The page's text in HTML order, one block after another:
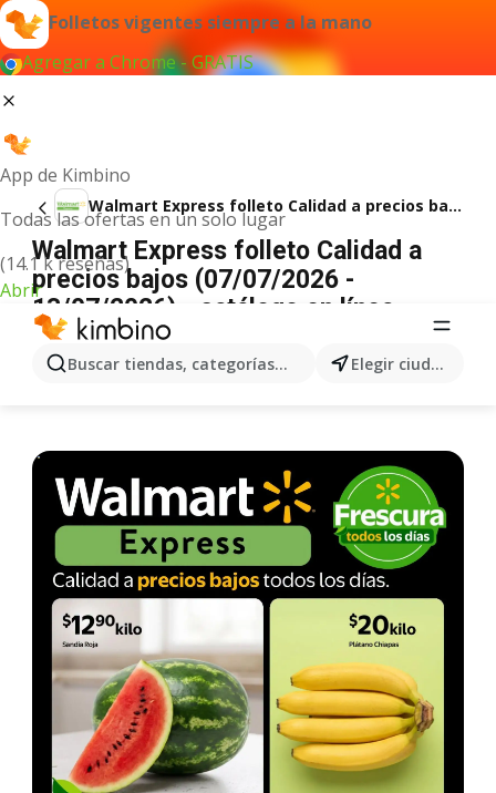
Folletos vigentes siempre a la mano
Agregar a Chrome - GRATIS
App de Kimbino
Todas las ofertas en un solo lugar
(14.1 k reseñas)
Abrir
Buscar tiendas, categorías, productos... Elegir ciudad
Walmart Express folleto Calidad a precios bajos
Walmart Express folleto Calidad a
precios bajos (07/07/2026 -
13/07/2026) - catálogo en línea